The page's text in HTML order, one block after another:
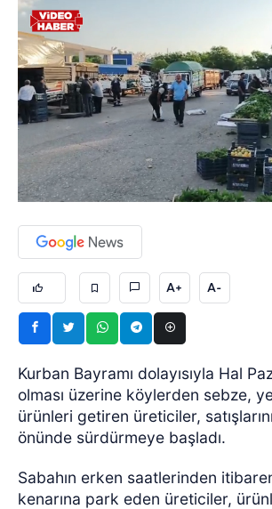
A+ A-
Kurban Bayramı dolayısıyla Hal
olması üzerine köylerden sebze,
ürünleri getiren üreticiler,
önünde sürdürmeye başladı.
Sabahın erken saatlerinden
kenarına park eden üreticiler,